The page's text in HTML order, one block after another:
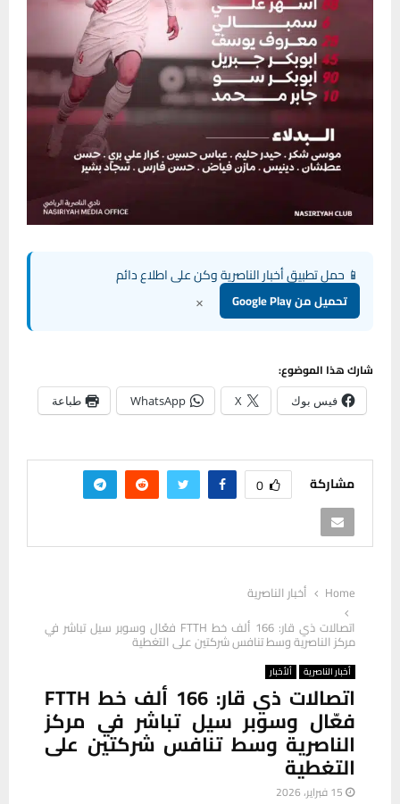
📱 حمل تطبيق أخبار الناصرية وكن على اطلاع دائم
تحميل من Google Play ×
شارك هذا الموضوع:
فيس بوك X
WhatsApp طباعة
مشاركة 0
Home
أخبار الناصرية
اتصالات ذي قار: 166 ألف خط FTTH فعّال وسوبر سيل تباشر في
مركز الناصرية وسط تنافس شركتين على التغطية
أخبار الناصرية ألأخبار
اتصالات ذي قار: 166 ألف خط FTTH
فعّال وسوبر سيل تباشر في مركز
الناصرية وسط تنافس شركتين على
التغطية
15 فبراير، 2026